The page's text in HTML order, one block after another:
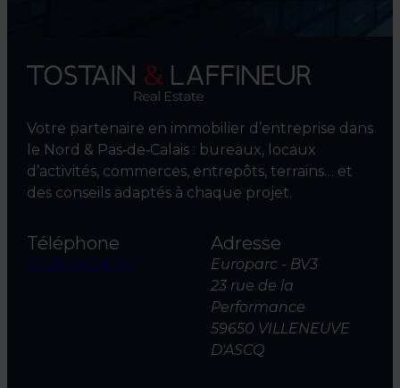
Votre partenaire en immobilier d’entreprise dans
le Nord & Pas‑de‑Calais : bureaux, locaux
d’activités, commerces, entrepôts, terrains… et
des conseils adaptés à chaque projet.
Téléphone
03 20 04 06 00
Adresse
Europarc - BV3
23 rue de la
Performance
59650 VILLENEUVE
D'ASCQ